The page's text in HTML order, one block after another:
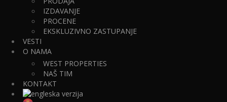
IZDAVANJE
PROCENE
EKSKLUZIVNO ZASTUPANJE
VESTI
O NAMA
WEST PROPERTIES
NAŠ TIM
KONTAKT
Četvorosoban
Četvoroiposoban
Petosoban
Šestosoban
Sedmosoban
Poslovni prostor
Poslovni objekat
Zemljište